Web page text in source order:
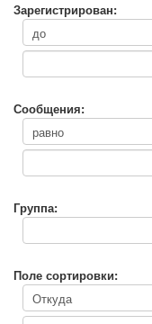
Зарегистрирован:
Сообщения:
Группа:
Поле сортировки: